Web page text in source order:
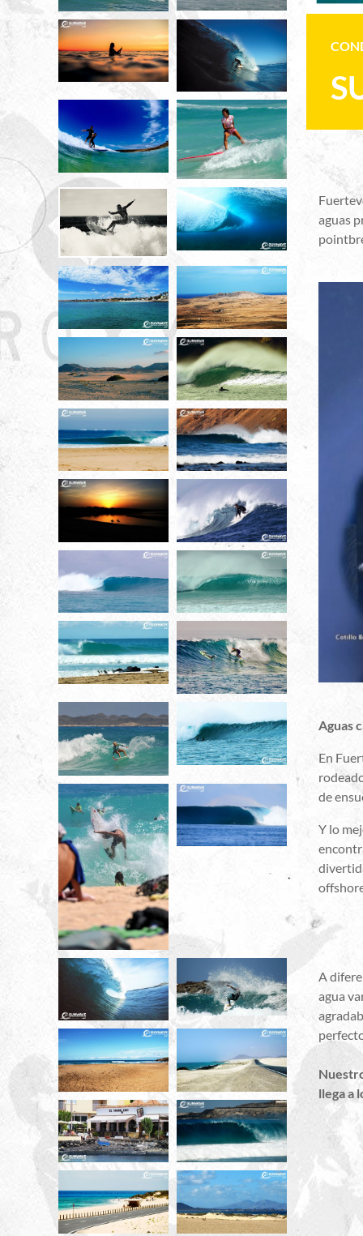
aguas
Aguas
En
de
Y lo
A
agua
llega a